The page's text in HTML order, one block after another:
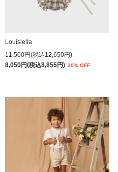
Louisiella
11,500円(税込12,650円)
8,050円(税込8,855円) 30% OFF